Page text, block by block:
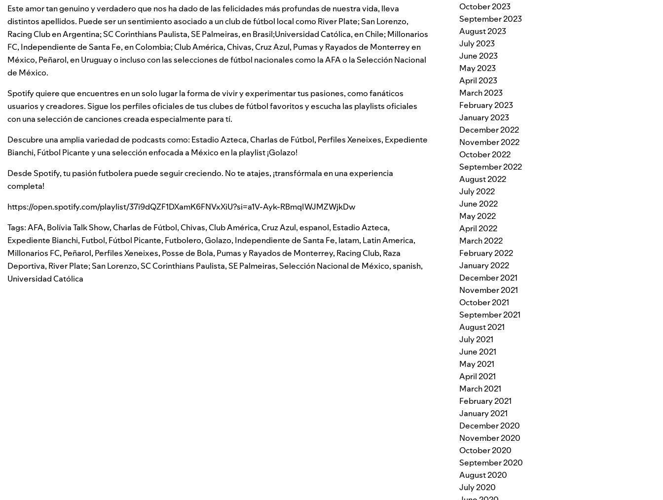
Este amor tan genuino y verdadero que nos ha dado de las felicidades más profundas de nuestra vida, lleva
distintos apellidos. Puede ser un sentimiento asociado a un club de fútbol local como River Plate;San Lorenzo,
Racing Cluben Argentina;SC Corinthians Paulista, SE Palmeiras, en Brasil;Universidad Católica, en Chile;Millonarios
FC, Independiente de Santa Fe, en Colombia;Club América,Chivas,Cruz Azul, PumasyRayados de Monterreyen
México, Peñarol, en Uruguay o incluso con las selecciones de fútbol nacionales como laAFAo la Selección Nacional
de México.
Spotify quiere que encuentres en un solo lugar la forma de vivir y experimentar tus pasiones, como fanáticos
usuarios y creadores. Sigue los perfiles oficiales de tus clubes de fútbol favoritos y escucha las playlists oficiales
con una selección de canciones creada especialmente para tí.
Descubre una amplia variedad de podcasts como: Estadio Azteca,Charlas de Fútbol, Perfiles Xeneixes, Expediente
Bianchi, Fútbol Picantey una selección enfocada a México en la playlist¡Golazo!
Desde Spotify, tu pasión futbolera puede seguir creciendo. No te atajes, ¡transfórmala en una experiencia
completa!
https://open.spotify.com/playlist/37i9dQZF1DXamK6FNVxXiU?si=a1V-Ayk-RBmqIWJMZWjkDw
Tags:AFA, Bolívia Talk Show,Charlas de Fútbol,Chivas,Club América,Cruz Azul,espanol, Estadio Azteca,
Expediente Bianchi, Futbol, Fútbol Picante, Futbolero,Golazo, Independiente de Santa Fe, latam, Latin America,
Millonarios FC, Peñarol, Perfiles Xeneixes, Posse de Bola, Pumas y Rayados de Monterrey, Racing Club, Raza
Deportiva, River Plate; San Lorenzo, SC Corinthians Paulista, SE Palmeiras, Selección Nacional de México,spanish,
Universidad Católica
October 2023
September 2023
August 2023
July 2023
June 2023
May 2023
April 2023
March 2023
February 2023
January 2023
December 2022
November 2022
October 2022
September 2022
August 2022
July 2022
June 2022
May 2022
April 2022
March 2022
February 2022
January 2022
December 2021
November 2021
October 2021
September 2021
August 2021
July 2021
June 2021
May 2021
April 2021
March 2021
February 2021
January 2021
December 2020
November 2020
October 2020
September 2020
August 2020
July 2020